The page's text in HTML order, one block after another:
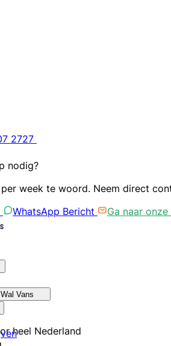
2727
nodig?
week te woord. Neem direct
WhatsApp Bericht Ga naar
Vans
heel Nederland